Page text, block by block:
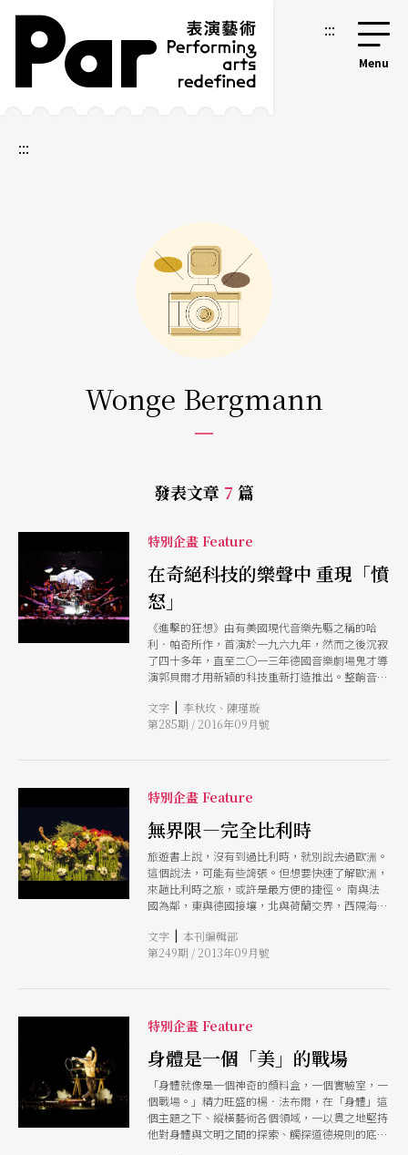
跳到主要內容區塊
網站導覽 :::
:::
Wonge Bergmann
發表文章 7 篇
特別企畫 Feature
在奇絕科技的樂聲中 重現「憤
怒」
《進擊的狂想》由有美國現代音樂先驅之稱的哈
利．帕奇所作，首演於一九六九年，然而之後沉寂
了四十多年，直至二○一三年德國音樂劇場鬼才導
演郭貝爾才用新穎的科技重新打造推出。整齣音樂
而作曲家帕奇設計的前衛樂器如雲室瓶、戰利品、
西薩拉琴等，也將於《進擊的狂想》演出時展現。
文字 | 李秋玫、陳瑾璇
第285期 / 2016年09月號
特別企畫 Feature
無界限—完全比利時
旅遊書上說，沒有到過比利時，就別說去過歐洲。
這個說法，可能有些誇張。但想要快速了解歐洲，
來趟比利時之旅，或許是最方便的捷徑。 南與法
國為鄰，東與德國接壤，北與荷蘭交界，西隔海與
位置上，占據了絕佳的發展條件，因而有「歐洲的
心臟」之稱。國際知名的機構，如歐盟總部，就位
了不同地域、族群在語言、文化和風俗民情的巨大
差異。 兼具日耳曼和拉丁兩大歐洲民族的特色，
雖然對立分歧不斷，但大都能在尊重差異與互相平
等的訴求下，相互吸收、滲透、混雜，尤其在歐陸
當代藝術版圖上，比利時有令人不可忽視的重要地
位。 今年兩廳院「世界之窗」系列，聚焦比利
時，邀來楊．法布爾、楊・洛華茲、基．蓋西耶
等，出身比利時，卻在歐陸藝壇大放異彩，極具影
文字 | 本刊編輯部
第249期 / 2013年09月號
特別企畫 Feature
身體是一個「美」的戰場
「身體就像是一個神奇的顏料盒，一個實驗室，一
個戰場。」精力旺盛的楊．法布爾，在「身體」這
個主題之下、縱橫藝術各個領域，一以貫之地堅持
他對身體與文明之間的探索、觸探道德規則的底